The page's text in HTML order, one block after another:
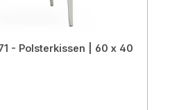
- Polsterkissen | 60 x 40